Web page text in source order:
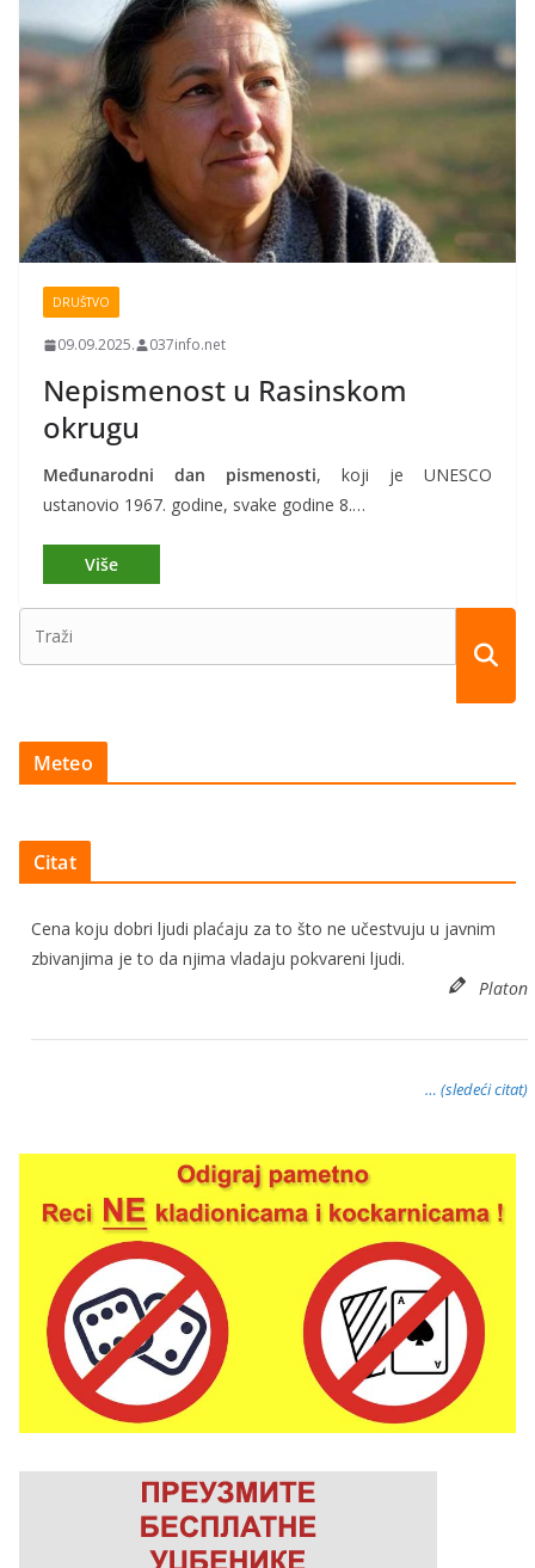
DRUŠTVO
09.09.2025. 037info.net
Nepismenost u Rasinskom
okrugu
Međunarodni dan pismenosti, koji je UNESCO
ustanovio 1967. godine, svake godine 8.…
Meteo
Citat
Cena koju dobri ljudi plaćaju za to što ne učestvuju u javnim
zbivanjima je to da njima vladaju pokvareni ljudi.
Platon
… (sledeći citat)